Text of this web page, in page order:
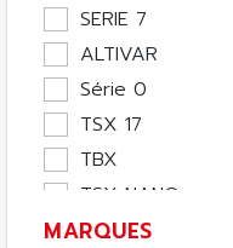
Pupitre Opérateur
Rack
Etude
Software
Variateur
Actif
SERIE 7
ALTIVAR
Série 0
TSX 17
TBX
TSX NANO
TSX PREMIUM
MARQUES